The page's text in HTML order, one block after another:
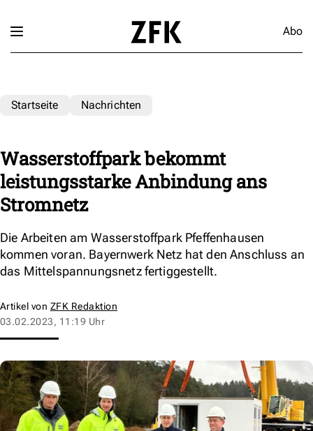
Abo
Startseite Nachrichten
Wasserstoffpark bekommt
leistungsstarke Anbindung ans
Stromnetz
Die Arbeiten am Wasserstoffpark Pfeffenhausen
kommen voran. Bayernwerk Netz hat den Anschluss an
das Mittelspannungsnetz fertiggestellt.
Artikel von ZFK Redaktion
03.02.2023, 11:19 Uhr